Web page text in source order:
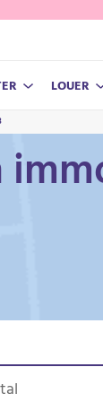
NOS
LOUER
NOS
Test